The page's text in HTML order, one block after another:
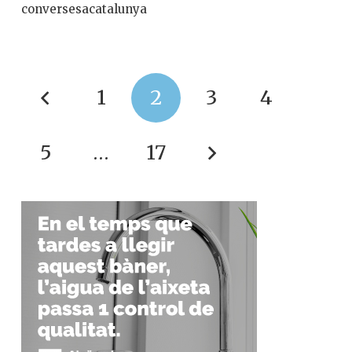
conversesacatalunya
1 2 3 4
5 … 17